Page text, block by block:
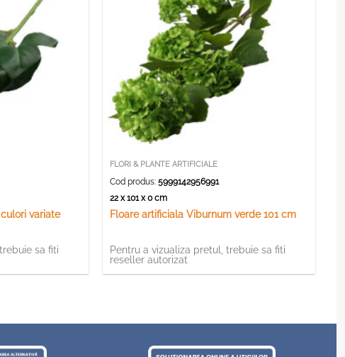
variate
sa fiti
FLORI & PLANTE ARTIFICIALE
Cod produs:5999142956991
22 x 101 x 0 cm
Floare artificiala Viburnum verde 101 cm
Pentru a vizualiza pretul, trebuie sa fiti
reseller autorizat